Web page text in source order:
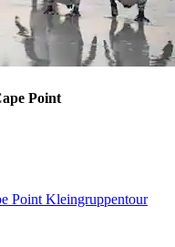
Point
Point Kleingruppentour